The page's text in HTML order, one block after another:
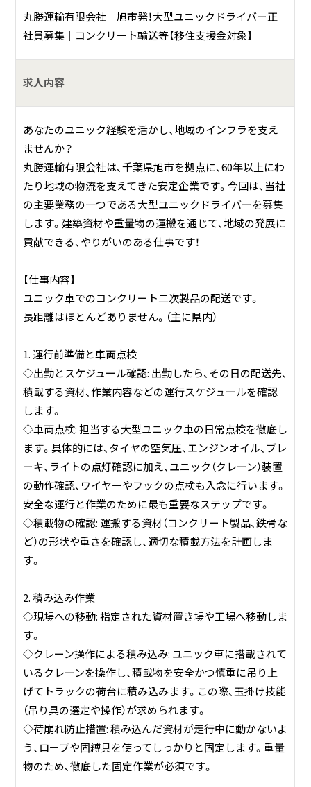
どへ運びます。
鮮魚: 港などで水揚げされた新鮮な魚介類を市場や加工場へ
コンクリート: 建築現場などで使用されるコンクリート製品
を運搬します。
このように、丸勝運輸有限会社は、地域の生活や産業に欠か
せない多様な物流を支えている会社です。特に生乳の運送
は、日本の食を支える重要な役割を担っています。
丸勝運輸有限会社 旭市発！大型ユニックドライバー正
社員募集｜コンクリート輸送等【移住支援金対象】
求人内容
あなたのユニック経験を活かし、地域のインフラを支え
ませんか？
丸勝運輸有限会社は、千葉県旭市を拠点に、60年以上にわ
たり地域の物流を支えてきた安定企業です。今回は、当社
の主要業務の一つである大型ユニックドライバーを募集
します。建築資材や重量物の運搬を通じて、地域の発展に
貢献できる、やりがいのある仕事です！
【仕事内容】
ユニック車でのコンクリート二次製品の配送です。
長距離はほとんどありません。（主に県内）
1. 運行前準備と車両点検
◇出勤とスケジュール確認: 出勤したら、その日の配送先、
積載する資材、作業内容などの運行スケジュールを確認
します。
◇車両点検: 担当する大型ユニック車の日常点検を徹底し
ます。具体的には、タイヤの空気圧、エンジンオイル、ブレ
ーキ、ライトの点灯確認に加え、ユニック（クレーン）装置
の動作確認、ワイヤーやフックの点検も入念に行います。
安全な運行と作業のために最も重要なステップです。
◇積載物の確認: 運搬する資材（コンクリート製品、鉄骨な
ど）の形状や重さを確認し、適切な積載方法を計画しま
す。
2. 積み込み作業
◇現場への移動: 指定された資材置き場や工場へ移動しま
す。
◇クレーン操作による積み込み: ユニック車に搭載されて
いるクレーンを操作し、積載物を安全かつ慎重に吊り上
げてトラックの荷台に積み込みます。この際、玉掛け技能
（吊り具の選定や操作）が求められます。
◇荷崩れ防止措置: 積み込んだ資材が走行中に動かないよ
う、ロープや固縛具を使ってしっかりと固定します。重量
物のため、徹底した固定作業が必須です。